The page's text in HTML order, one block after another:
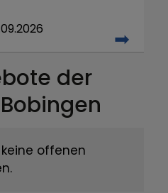
der
offenen